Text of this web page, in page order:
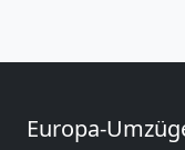
Europa-